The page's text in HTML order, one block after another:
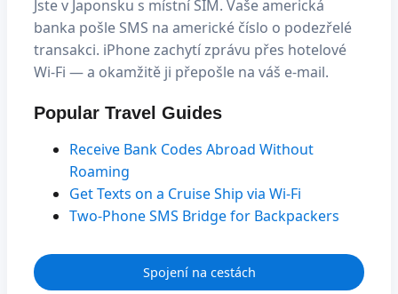
Jste v Japonsku s místní SIM. Vaše americká
banka pošle SMS na americké číslo o podezřelé
transakci. iPhone zachytí zprávu přes hotelové
Wi-Fi — a okamžitě ji přepošle na váš e-mail.
Popular Travel Guides
Receive Bank Codes Abroad Without
Roaming
Get Texts on a Cruise Ship via Wi-Fi
Two-Phone SMS Bridge for Backpackers
Spojení na cestách